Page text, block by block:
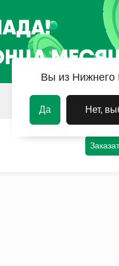
Вы из Нижнего
Да Нет,